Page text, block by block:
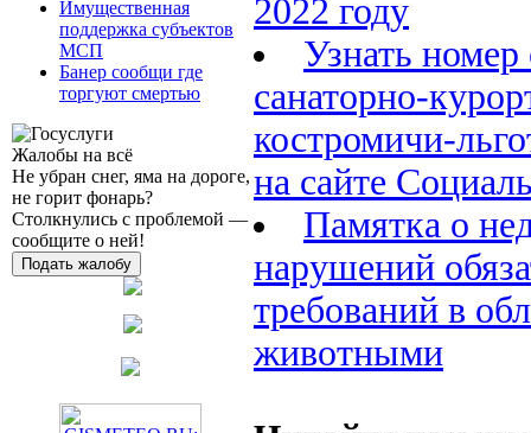
Имущественная
поддержка субъектов
МСП
Банер сообщи где
торгуют смертью
Жалобы на всё
Не убран снег, яма на дороге,
не горит фонарь?
Столкнулись с проблемой —
сообщите о ней!
Подать жалобу
2022 году
Узнать номер
санаторно-
костромичи-
на сайте
Памятка о
нарушений
требований в
животными